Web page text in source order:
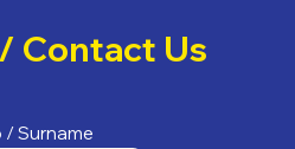
Contact Us
/ Surname